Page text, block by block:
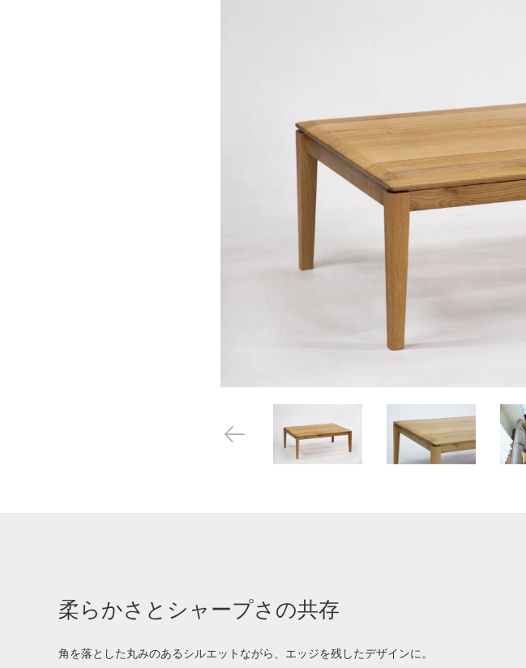
柔らかさとシャープさの共存
角を落とした丸みのあるシルエットながら、エッジを残したデザインに。